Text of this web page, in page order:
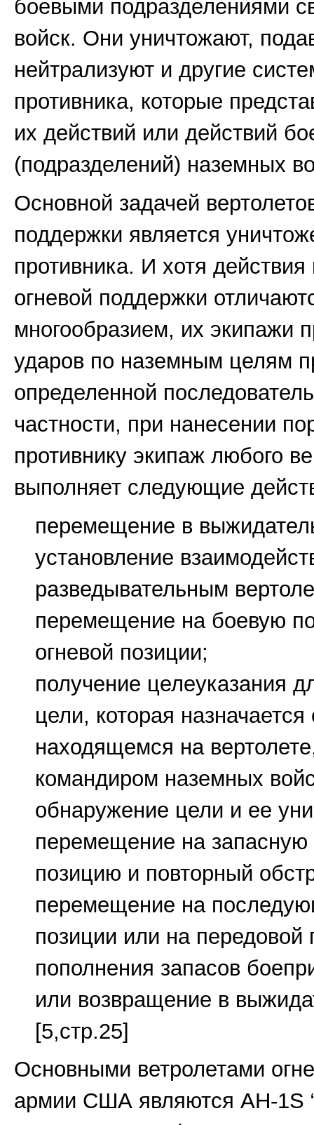
боевыми подразделениями
войск. Они уничтожают,
нейтрализуют и другие
противника, которые
их действий или действий
(подразделений) наземных
Основной задачей
поддержки является
противника. И хотя действия
огневой поддержки
многообразием, их экипажи
ударов по наземным целям
определенной
частности, при нанесении
противнику экипаж любого
выполняет следующие
перемещение в
установление
разведывательным
перемещение на боевую
огневой позиции;
получение целеуказания
цели, которая
находящемся на
командиром наземных
обнаружение цели и ее
перемещение на запасную
позицию и повторный
перемещение на
позиции или на передовой
пополнения запасов
или возвращение в
[5,стр.25]
Основными ветролетами
армии США являются АН-1S